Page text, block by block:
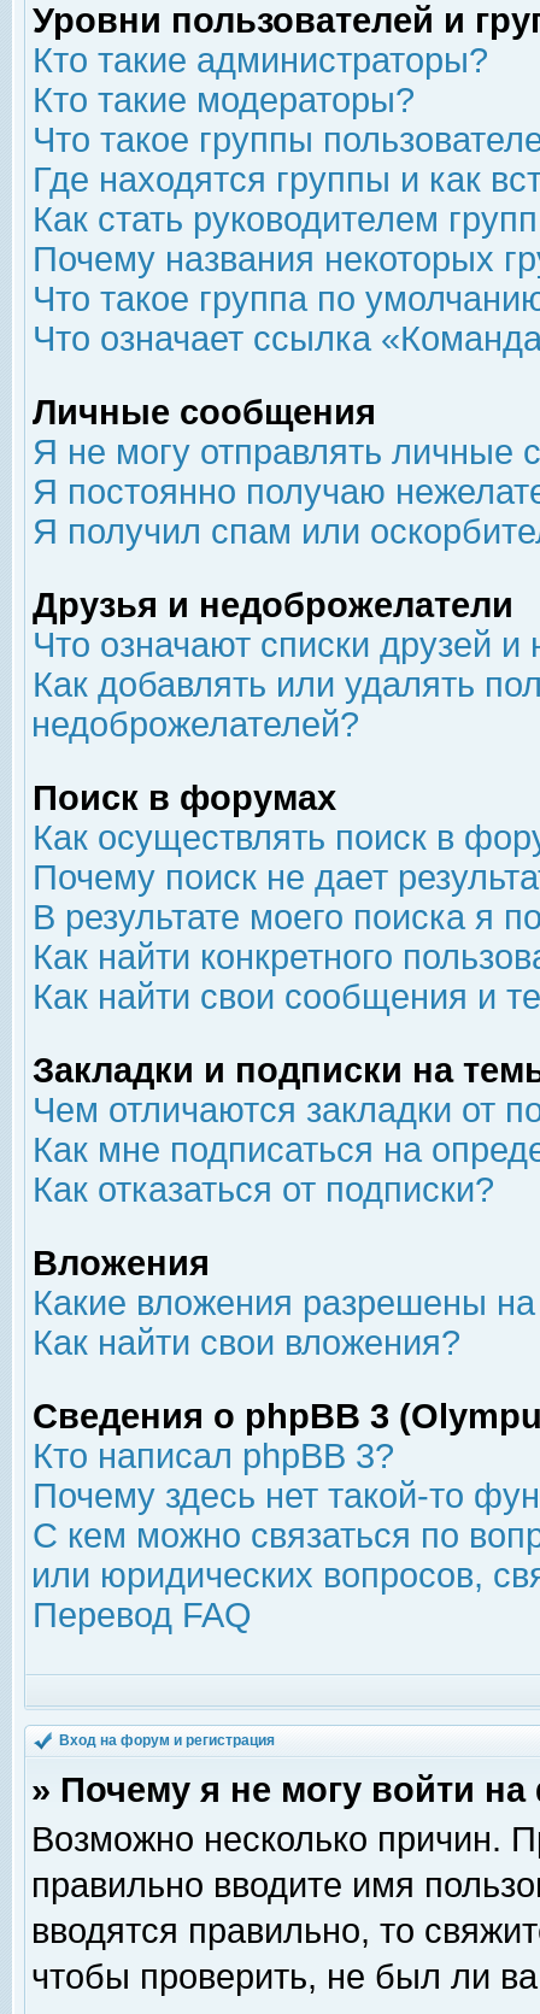
Уровни пользователей и
Кто такие администраторы?
Кто такие модераторы?
Что такое группы
Где находятся группы и как
Как стать руководителем
Почему названия некоторых
Что такое группа по
Что означает ссылка
Личные сообщения
Я не могу отправлять личные
Я постоянно получаю
Я получил спам или
Друзья и недоброжелатели
Что означают списки друзей
Как добавлять или удалять
недоброжелателей?
Поиск в форумах
Как осуществлять поиск в
Почему поиск не дает
В результате моего поиска я
Как найти конкретного
Как найти свои сообщения и
Закладки и подписки на
Чем отличаются закладки от
Как мне подписаться на
Как отказаться от подписки?
Вложения
Какие вложения разрешены
Как найти свои вложения?
Сведения о phpBB 3
Кто написал phpBB 3?
Почему здесь нет такой-то
С кем можно связаться по
или юридических вопросов,
Перевод FAQ
Вход на форум и регистрация
» Почему я не могу войти
Возможно несколько причин.
правильно вводите имя
вводятся правильно, то
чтобы проверить, не был ли